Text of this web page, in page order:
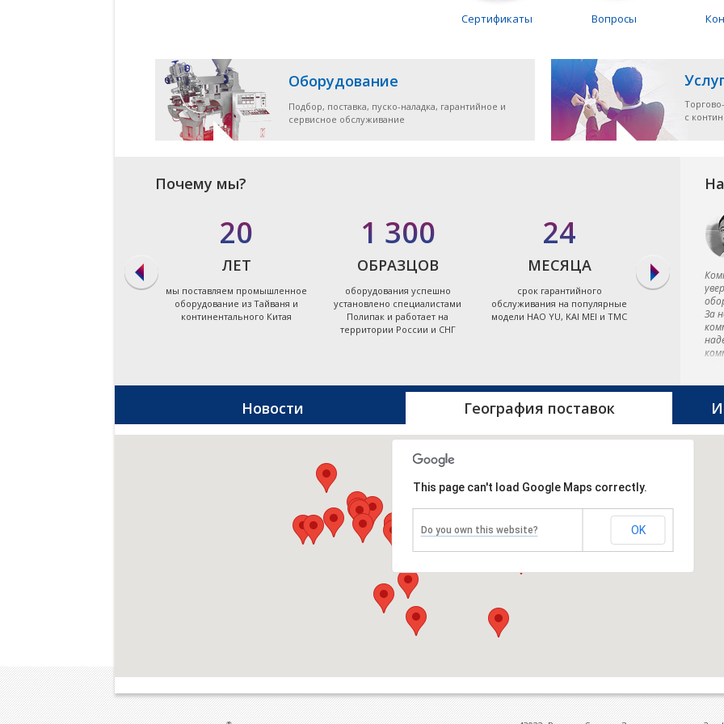
Сертификаты Вопросы
Оборудование
Подбор, поставка, пуско-наладка, гарантийное и
сервисное обслуживание
с
Почему мы?
мы даём ответ на запрос по
20
ЛЕТ
мы поставляем промышленное
оборудование из Тайваня и
континентального Китая
1 300
ОБРАЗЦОВ
оборудования успешно
установлено специалистами
Полипак и работает на
территории России и СНГ
24
МЕСЯЦА
срок гарантийного
обслуживания на популярные
модели HAO YU, KAI MEI и TMC
За
на
Новости География поставок
This page can't load Google Maps correctly.
Do you own this website? OK